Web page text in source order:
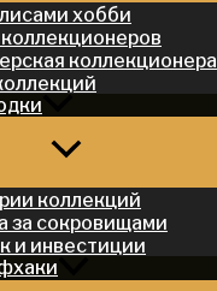
хобби
коллекционера
коллекций
за сокровищами
и инвестиции